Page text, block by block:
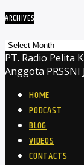
ARCHIVES
Archives
PT. Radio Pelita
Anggota
HOME
PODCAST
BLOG
VIDEOS
CONTACTS